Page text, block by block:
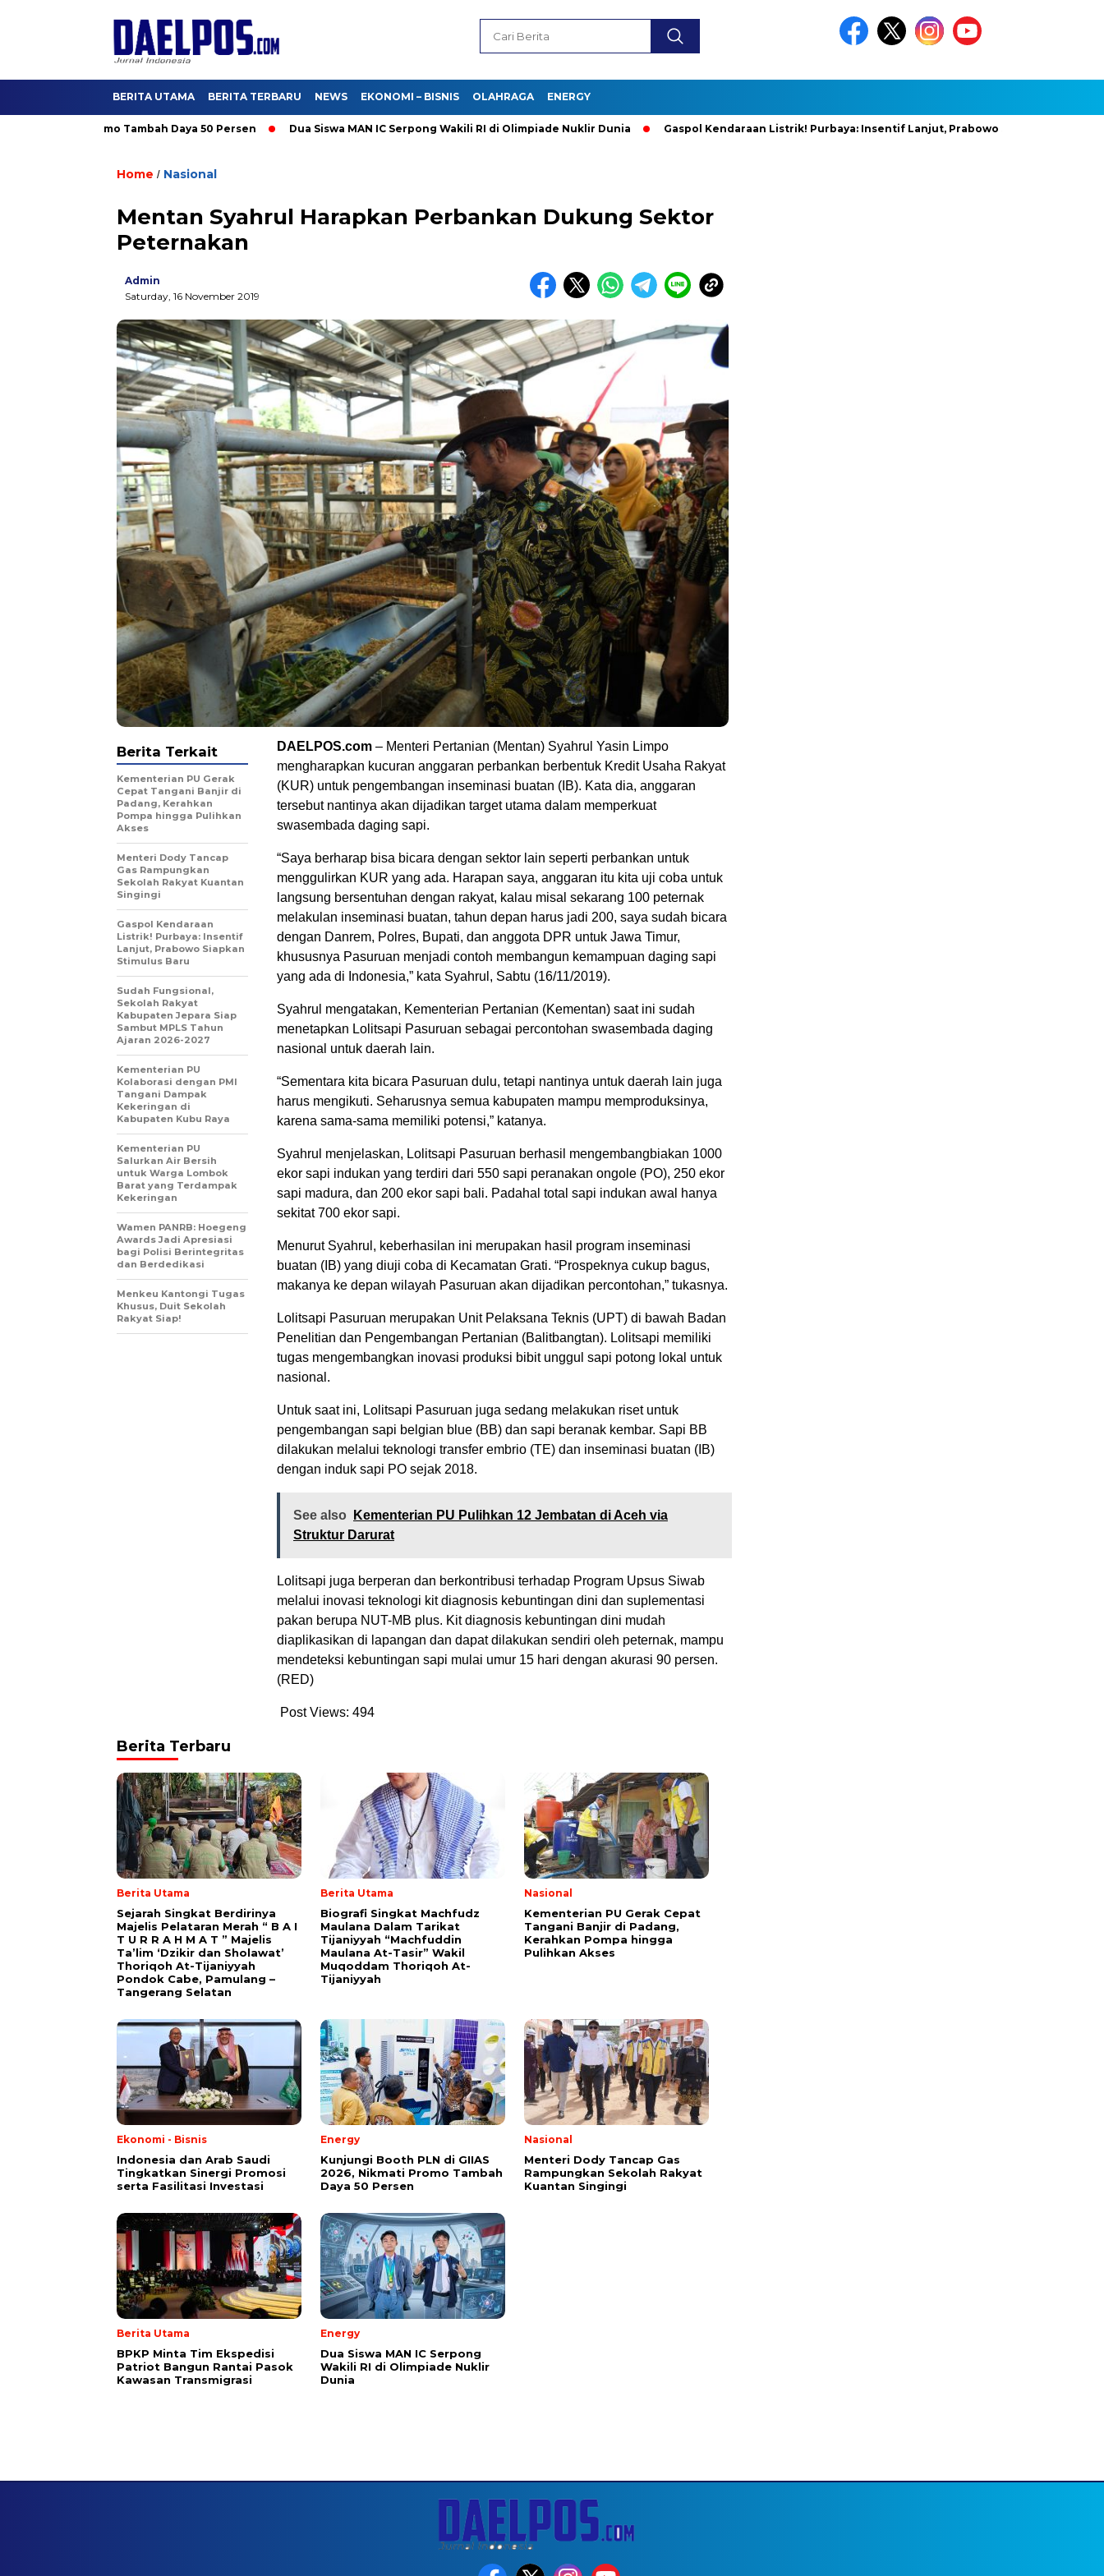
BERITA UTAMA BERITA TERBARU NEWS EKONOMI – BISNIS OLAHRAGA ENERGY
Nikmati Promo Tambah Daya 50 Persen Dua Siswa MAN IC Serpong Wakili RI di Olimpiade Nuklir Dunia Gaspol Kendaraan Listrik! Purbaya: Insentif Lanjut, Prabowo Siapkan Stimulus Baru
Home / Nasional
Mentan Syahrul Harapkan Perbankan Dukung Sektor
Peternakan
Admin
Saturday, 16 November 2019
DAELPOS.com – Menteri Pertanian (Mentan) Syahrul Yasin Limpo
mengharapkan kucuran anggaran perbankan berbentuk Kredit Usaha Rakyat
(KUR) untuk pengembangan inseminasi buatan (IB). Kata dia, anggaran
tersebut nantinya akan dijadikan target utama dalam memperkuat
swasembada daging sapi.
“Saya berharap bisa bicara dengan sektor lain seperti perbankan untuk
menggulirkan KUR yang ada. Harapan saya, anggaran itu kita uji coba untuk
langsung bersentuhan dengan rakyat, kalau misal sekarang 100 peternak
melakulan inseminasi buatan, tahun depan harus jadi 200, saya sudah bicara
dengan Danrem, Polres, Bupati, dan anggota DPR untuk Jawa Timur,
khususnya Pasuruan menjadi contoh membangun kemampuan daging sapi
yang ada di Indonesia,” kata Syahrul, Sabtu (16/11/2019).
Syahrul mengatakan, Kementerian Pertanian (Kementan) saat ini sudah
menetapkan Lolitsapi Pasuruan sebagai percontohan swasembada daging
nasional untuk daerah lain.
“Sementara kita bicara Pasuruan dulu, tetapi nantinya untuk daerah lain juga
harus mengikuti. Seharusnya semua kabupaten mampu memproduksinya,
karena sama-sama memiliki potensi,” katanya.
Syahrul menjelaskan, Lolitsapi Pasuruan berhasil mengembangbiakan 1000
ekor sapi indukan yang terdiri dari 550 sapi peranakan ongole (PO), 250 ekor
sapi madura, dan 200 ekor sapi bali. Padahal total sapi indukan awal hanya
sekitat 700 ekor sapi.
Menurut Syahrul, keberhasilan ini merupakan hasil program inseminasi
buatan (IB) yang diuji coba di Kecamatan Grati. “Prospeknya cukup bagus,
makanya ke depan wilayah Pasuruan akan dijadikan percontohan,” tukasnya.
Lolitsapi Pasuruan merupakan Unit Pelaksana Teknis (UPT) di bawah Badan
Penelitian dan Pengembangan Pertanian (Balitbangtan). Lolitsapi memiliki
tugas mengembangkan inovasi produksi bibit unggul sapi potong lokal untuk
nasional.
Untuk saat ini, Lolitsapi Pasuruan juga sedang melakukan riset untuk
pengembangan sapi belgian blue (BB) dan sapi beranak kembar. Sapi BB
dilakukan melalui teknologi transfer embrio (TE) dan inseminasi buatan (IB)
dengan induk sapi PO sejak 2018.
See also
Kementerian PU Pulihkan 12 Jembatan di Aceh via
Struktur Darurat
Lolitsapi juga berperan dan berkontribusi terhadap Program Upsus Siwab
melalui inovasi teknologi kit diagnosis kebuntingan dini dan suplementasi
pakan berupa NUT-MB plus. Kit diagnosis kebuntingan dini mudah
diaplikasikan di lapangan dan dapat dilakukan sendiri oleh peternak, mampu
mendeteksi kebuntingan sapi mulai umur 15 hari dengan akurasi 90 persen.
(RED)
Post Views: 494
Berita Terkait
Kementerian PU Gerak
Cepat Tangani Banjir di
Padang, Kerahkan
Pompa hingga Pulihkan
Akses
Menteri Dody Tancap
Gas Rampungkan
Sekolah Rakyat Kuantan
Singingi
Gaspol Kendaraan
Listrik! Purbaya: Insentif
Lanjut, Prabowo Siapkan
Stimulus Baru
Sudah Fungsional,
Sekolah Rakyat
Kabupaten Jepara Siap
Sambut MPLS Tahun
Ajaran 2026-2027
Kementerian PU
Kolaborasi dengan PMI
Tangani Dampak
Kekeringan di
Kabupaten Kubu Raya
Kementerian PU
Salurkan Air Bersih
untuk Warga Lombok
Barat yang Terdampak
Kekeringan
Wamen PANRB: Hoegeng
Awards Jadi Apresiasi
bagi Polisi Berintegritas
dan Berdedikasi
Menkeu Kantongi Tugas
Khusus, Duit Sekolah
Rakyat Siap!
Berita Terbaru
Berita Utama
Sejarah Singkat Berdirinya
Majelis Pelataran Merah “ B A I
T U R R A H M A T ” Majelis
Ta’lim ‘Dzikir dan Sholawat’
Thoriqoh At-Tijaniyyah
Pondok Cabe, Pamulang –
Tangerang Selatan
Berita Utama
Biografi Singkat Machfudz
Maulana Dalam Tarikat
Tijaniyyah “Machfuddin
Maulana At-Tasir” Wakil
Muqoddam Thoriqoh At-
Tijaniyyah
Nasional
Kementerian PU Gerak Cepat
Tangani Banjir di Padang,
Kerahkan Pompa hingga
Pulihkan Akses
Ekonomi - Bisnis
Indonesia dan Arab Saudi
Tingkatkan Sinergi Promosi
serta Fasilitasi Investasi
Energy
Kunjungi Booth PLN di GIIAS
2026, Nikmati Promo Tambah
Daya 50 Persen
Nasional
Menteri Dody Tancap Gas
Rampungkan Sekolah Rakyat
Kuantan Singingi
Berita Utama
BPKP Minta Tim Ekspedisi
Patriot Bangun Rantai Pasok
Kawasan Transmigrasi
Energy
Dua Siswa MAN IC Serpong
Wakili RI di Olimpiade Nuklir
Dunia